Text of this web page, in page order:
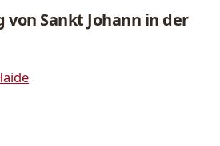
Sankt Johann in der